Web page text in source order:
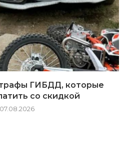
ГИБДД, которые
со скидкой
07.08.2026